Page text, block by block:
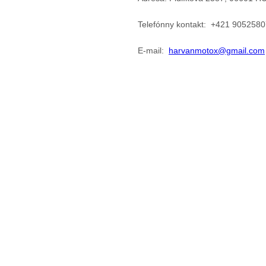
Telefónny kontakt: +421
E-mail: harvanmotox@gmail.com